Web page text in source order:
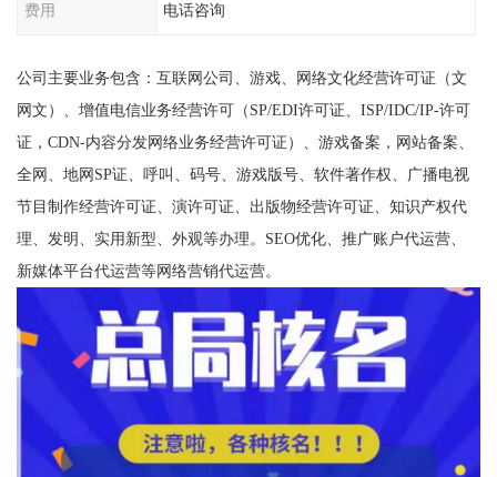
费用 电话咨询
公司主要业务包含：互联网公司、游戏、网络文化经营许可证（文
网文）、增值电信业务经营许可（SP/EDI许可证、ISP/IDC/IP-许可
证，CDN-内容分发网络业务经营许可证）、游戏备案，网站备案、
全网、地网SP证、呼叫、码号、游戏版号、软件著作权、广播电视
节目制作经营许可证、演许可证、出版物经营许可证、知识产权代
理、发明、实用新型、外观等办理。SEO优化、推广账户代运营、
新媒体平台代运营等网络营销代运营。